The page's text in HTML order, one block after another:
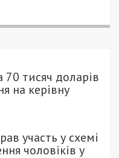
70 тисяч
на
ДЛЯ
1008